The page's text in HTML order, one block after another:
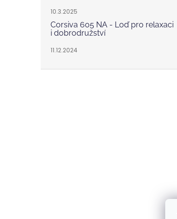
10.3.2025
Corsiva 605 NA - Loď pro relaxaci
i dobrodružství
11.12.2024